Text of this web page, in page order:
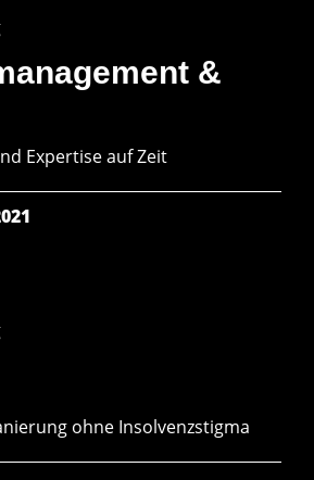
&
Expertise auf Zeit
ohne Insolvenz­stigma